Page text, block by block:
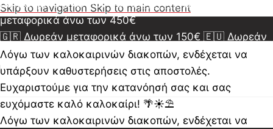
Skip to navigation Skip to main content
μεταφορικά άνω των 350€🇺🇸🇨🇦 Δωρεάν
μεταφορικά άνω των 450€
🇬🇷 Δωρεάν μεταφορικά άνω των 150€ 🇪🇺 Δωρεάν
μεταφορικά άνω των 350€🇺🇸🇨🇦 Δωρεάν
μεταφορικά άνω των 450€🇬🇷 Δωρεάν μεταφορικά
άνω των 150€🇪🇺 Δωρεάν μεταφορικά άνω των
350€🇺🇸🇨🇦 Δωρεάν μεταφορικά άνω των 450€
🇬🇷 Δωρεάν μεταφορικά άνω των 150€🇪🇺 Δωρεάν
Λόγω των καλοκαιρινών διακοπών, ενδέχεται να
υπάρξουν καθυστερήσεις στις αποστολές.
Ευχαριστούμε για την κατανόησή σας και σας
ευχόμαστε καλό καλοκαίρι! 🌴☀️⛱️
Λόγω των καλοκαιρινών διακοπών, ενδέχεται να